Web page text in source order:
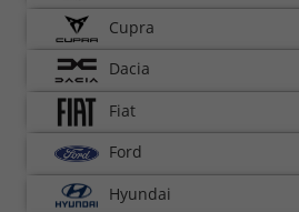
Cupra
Dacia
Fiat
Ford
Hyundai